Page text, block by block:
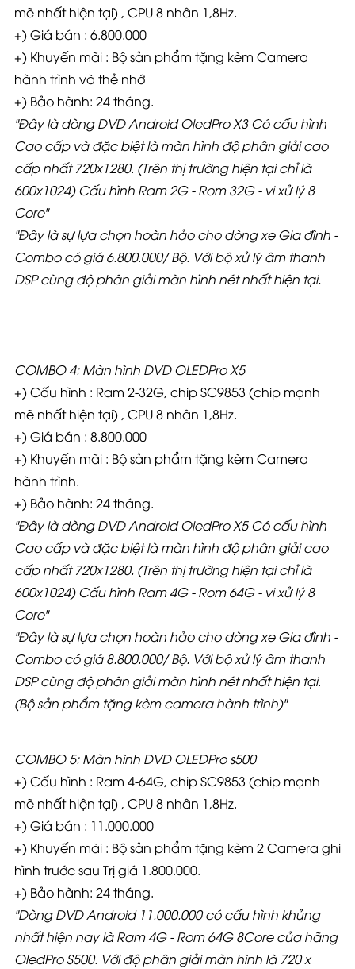
mẽ nhất hiện tại) , CPU 8 nhân 1,8Hz.
+) Giá bán : 6.800.000
+) Khuyến mãi : Bộ sản phẩm tặng kèm Camera
hành trình và thẻ nhớ
+) Bảo hành: 24 tháng.
"Đây là dòng DVD Android OledPro X3 Có cấu hình
Cao cấp và đặc biệt là màn hình độ phân giải cao
cấp nhất 720x1280. (Trên thị trường hiện tại chỉ là
600x1024) Cấu hình Ram 2G - Rom 32G - vi xử lý 8
Core"
"Đây là sự lựa chọn hoàn hảo cho dòng xe Gia đình -
Combo có giá 6.800.000/ Bộ. Với bộ xử lý âm thanh
DSP cùng độ phân giải màn hình nét nhất hiện tại.
COMBO 4: Màn hình DVD OLEDPro X5
+) Cấu hình : Ram 2-32G, chip SC9853 (chip mạnh
mẽ nhất hiện tại) , CPU 8 nhân 1,8Hz.
+) Giá bán : 8.800.000
+) Khuyến mãi : Bộ sản phẩm tặng kèm Camera
hành trình.
+) Bảo hành: 24 tháng.
"Đây là dòng DVD Android OledPro X5 Có cấu hình
Cao cấp và đặc biệt là màn hình độ phân giải cao
cấp nhất 720x1280. (Trên thị trường hiện tại chỉ là
600x1024) Cấu hình Ram 4G - Rom 64G - vi xử lý 8
Core"
"Đây là sự lựa chọn hoàn hảo cho dòng xe Gia đình -
Combo có giá 8.800.000/ Bộ. Với bộ xử lý âm thanh
DSP cùng độ phân giải màn hình nét nhất hiện tại.
(Bộ sản phẩm tặng kèm camera hành trình)"
COMBO 5: Màn hình DVD OLEDPro s500
+) Cấu hình : Ram 4-64G, chip SC9853 (chip mạnh
mẽ nhất hiện tại) , CPU 8 nhân 1,8Hz.
+) Giá bán : 11.000.000
+) Khuyến mãi : Bộ sản phẩm tặng kèm 2 Camera ghi
hình trước sau Trị giá 1.800.000.
+) Bảo hành: 24 tháng.
"Dòng DVD Android 11.000.000 có cấu hình khủng
nhất hiện nay là Ram 4G - Rom 64G 8Core của hãng
OledPro S500. Với độ phân giải màn hình là 720 x